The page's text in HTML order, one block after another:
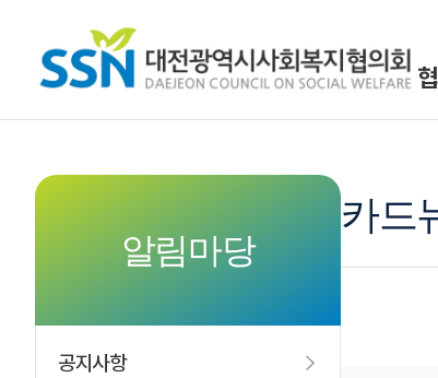
알림마당
공지사항
카드